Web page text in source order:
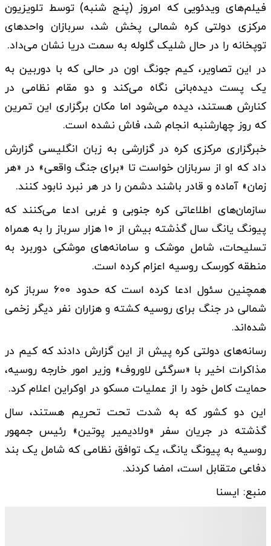
فیلم‌های ویدئویی که امروز (پنج شنبه) توسط تلویزیون
مرکزی دولتی کره شمالی پخش شد، سربازان واحدهای
توپخانه را در حال شلیک گلوله به سمت دریا نشان می‌داد.
در این تصاویر، کیم جونگ اون در حالی که با دوربین به
یک پست دیده‌بانی نگاه می‌کند و دو مقام نظامی در
کنارش هستند، دیده می‌شود اما مکان برگزاری این تمرین
که روز چهارشنبه انجام شد، فاش نشده است.
خبرگزاری مرکزی کره در گزارشی به زبان انگلیسی گزارش
داد که او از سربازان خواست تا «برای جنگ واقعی» در «هر
زمان» آماده و قادر باشند دشمن را در هر نبرد نابود کنند.
سازمان‌های اطلاعاتی کره جنوبی و غربی ادعا می‌کنند که
پیونگ یانگ سال گذشته بیش از ۱۰ هزار سرباز را به همراه
تسلیحات، شامل موشک و سامانه‌های موشکی دوربرد به
منطقه کورسک روسیه اعزام کرده است.
همچنین سئول ادعا کرده است که حدود ۶۰۰ سرباز کره
شمالی در جنگ برای روسیه کشته و هزاران نفر دیگر زخمی
شده‌اند.
رسانه‌های دولتی کره پیش از این گزارش دادند که کیم در
مذاکرات اخیر با «سرگئی لاوروف» وزیر امور خارجه روسیه،
حمایت کامل خود را از عملیات مسکو در اوکراین اعلام کرد.
این دو کشور که به شدت تحت تحریم هستند، سال
گذشته در جریان سفر «ولادیمیر پوتین» رئیس جمهور
روسیه به پیونگ یانگ، یک توافق نظامی که شامل یک بند
دفاعی متقابل است، امضا کردند.
منبع: ایسنا